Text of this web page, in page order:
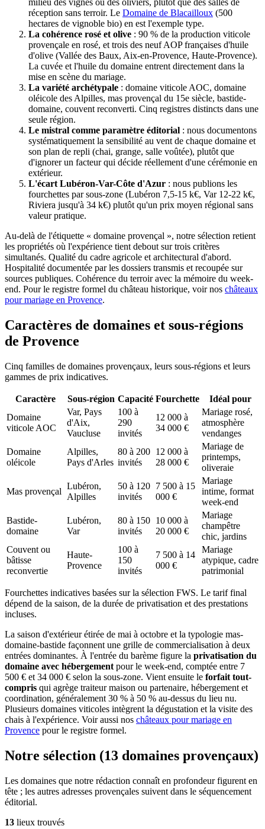
milieu des vignes ou des oliviers, plutôt que des salles de
réception sans terroir. Le Domaine de Blacailloux (500
hectares de vignoble bio) en est l'exemple type.
La cohérence rosé et olive : 90 % de la production viticole
provençale en rosé, et trois des neuf AOP françaises d'huile
d'olive (Vallée des Baux, Aix-en-Provence, Haute-Provence).
La cuvée et l'huile du domaine entrent directement dans la
mise en scène du mariage.
La variété archétypale : domaine viticole AOC, domaine
oléicole des Alpilles, mas provençal du 15e siècle, bastide-
domaine, couvent reconverti. Cinq registres distincts dans une
seule région.
Le mistral comme paramètre éditorial : nous documentons
systématiquement la sensibilité au vent de chaque domaine et
son plan de repli (chai, grange, salle voûtée), plutôt que
d'ignorer un facteur qui décide réellement d'une cérémonie en
extérieur.
L'écart Lubéron-Var-Côte d'Azur : nous publions les
fourchettes par sous-zone (Lubéron 7,5-15 k€, Var 12-22 k€,
Riviera jusqu'à 34 k€) plutôt qu'un prix moyen régional sans
valeur pratique.
Au-delà de l'étiquette « domaine provençal », notre sélection retient
les propriétés où l'expérience tient debout sur trois critères
simultanés. Qualité du cadre agricole et architectural d'abord.
Hospitalité documentée par les dossiers transmis et recoupée sur
sources publiques. Cohérence du terroir avec la mémoire du week-
end. Pour le registre formel du château historique, voir nos châteaux
pour mariage en Provence.
Caractères de domaines et sous-régions
de Provence
Cinq familles de domaines provençaux, leurs sous-régions et leurs
gammes de prix indicatives.
Caractère Sous-région Capacité Fourchette
Idéal pour
Domaine
viticole AOC
Var, Pays
d'Aix,
Vaucluse
100 à
290
invités
12 000 à
34 000 €
Mariage rosé,
atmosphère
vendanges
Domaine
oléicole
Alpilles,
Pays d'Arles
80 à 200
invités
12 000 à
28 000 €
Mariage de
printemps,
oliveraie
Mas provençal
Lubéron,
Alpilles
50 à 120
invités
7 500 à 15
000 €
Mariage
intime, format
week-end
Bastide-
domaine
Lubéron,
Var
80 à 150
invités
10 000 à
20 000 €
Mariage
champêtre
chic, jardins
Couvent ou
bâtisse
reconvertie
Haute-
Provence
100 à
150
invités
7 500 à 14
000 €
Mariage
atypique, cadre
patrimonial
Fourchettes indicatives basées sur la sélection FWS. Le tarif final
dépend de la saison, de la durée de privatisation et des prestations
incluses.
La saison d'extérieur étirée de mai à octobre et la typologie mas-
domaine-bastide façonnent une grille de commercialisation à deux
entrées dominantes. À l'entrée du barème figure la privatisation du
domaine avec hébergement pour le week-end, comptée entre 7
500 € et 34 000 € selon la sous-zone. Vient ensuite le forfait tout-
compris qui agrège traiteur maison ou partenaire, hébergement et
coordination, généralement 30 % à 50 % au-dessus du lieu nu.
Plusieurs domaines viticoles intègrent la dégustation et la visite des
chais à l'expérience. Voir aussi nos châteaux pour mariage en
Provence pour le registre formel.
Notre sélection (13 domaines provençaux)
Les domaines que notre rédaction connaît en profondeur figurent en
tête ; les autres adresses provençales suivent dans le séquencement
éditorial.
13 lieux trouvés